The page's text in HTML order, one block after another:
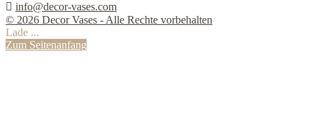
 info@decor-vases.com
© 2026 Decor Vases - Alle Rechte vorbehalten
Lade ...
Zum Seitenanfang